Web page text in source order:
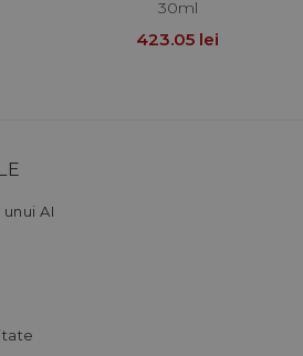
30ml
423.05 lei
AI